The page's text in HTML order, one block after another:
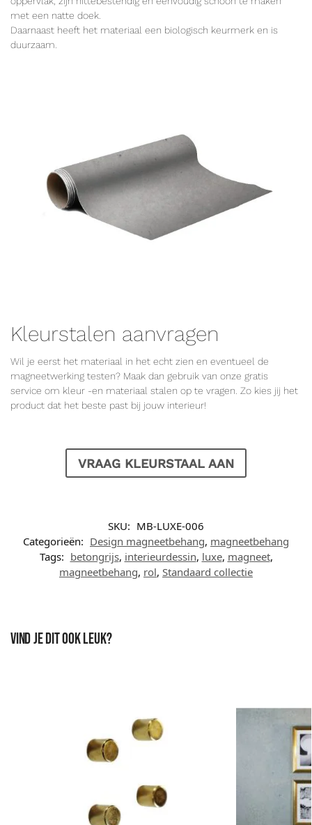
met een natte doek.
Daarnaast heeft het materiaal een biologisch keurmerk en is
duurzaam.
Kleurstalen aanvragen
Wil je eerst het materiaal in het echt zien en eventueel de
magneetwerking testen? Maak dan gebruik van onze gratis
service om kleur -en materiaal stalen op te vragen. Zo kies jij het
product dat het beste past bij jouw interieur!
VRAAG KLEURSTAAL AAN
SKU: MB-LUXE-006
Categorieën: Design magneetbehang, magneetbehang
Tags: betongrijs, interieurdessin, luxe, magneet,
magneetbehang, rol, Standaard collectie
Vind je dit ook leuk?